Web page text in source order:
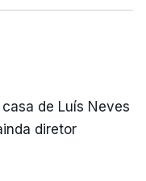
de Luís Neves
diretor